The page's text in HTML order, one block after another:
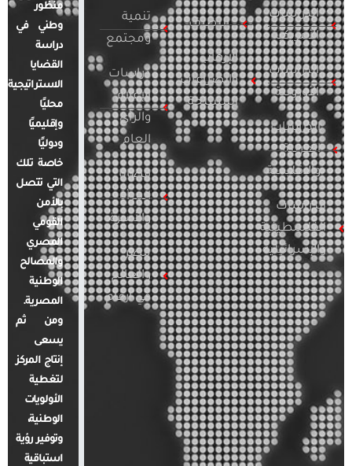
الدراسات
الأمريكية
الدراسات
الأوروبية
الدراسات
العربية
والإقليمية
الدراسات
الفلسطينية
والإسرائيلية
التطرف
الإرهاب
والصراعات
المسلحة
تنمية
ومجتمع
دراسات
الإعلام
والرأي
العام
قضايا
المرأة
والأسرة
مصر
والعالم
في أرقام
منظور
وطني في
دراسة
القضايا
الاستراتيجية
محليًا
وإقليميًا
ودوليًا
خاصة تلك
التي تتصل
بالأمن
القومي
المصري
والمصالح
الوطنية
المصرية.
ومن ثم
يسعى
إنتاج المركز
لتغطية
الأولويات
الوطنية،
وتوفير رؤية
استباقية